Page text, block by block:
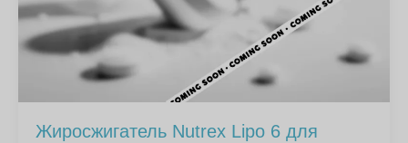
Жиросжигатель Nutrex Lipo 6 для